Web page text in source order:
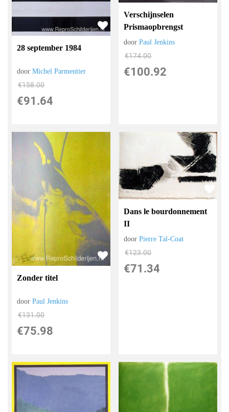
28 september 1984
doorMichel Parmentier
€158.00
€91.64
Verschijnselen
Prismaopbrengst
doorPaul Jenkins
€174.00
€100.92
Zonder titel
doorPaul Jenkins
€131.00
€75.98
Dans le bourdonnement
II
doorPierre Tal-Coat
€123.00
€71.34